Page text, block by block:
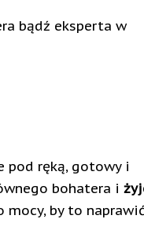
bądź eksperta w
pod ręką, gotowy i
bohatera i
mocy, by to